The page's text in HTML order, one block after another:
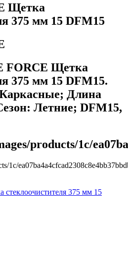
Щетка
375 мм 15 DFM15
FORCE Щетка
375 мм 15 DFM15.
Длина
Летние; DFM15,
products/1c/
1c/